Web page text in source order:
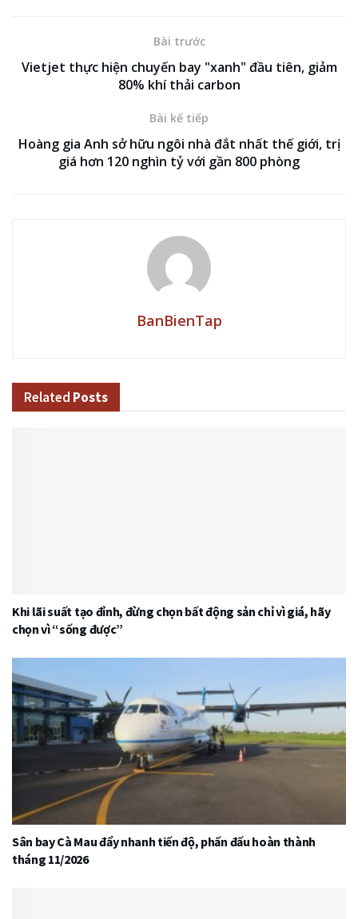
Bài trước
Vietjet thực hiện chuyến bay "xanh" đầu tiên, giảm
80% khí thải carbon
Bài kế tiếp
Hoàng gia Anh sở hữu ngôi nhà đắt nhất thế giới, trị
giá hơn 120 nghìn tỷ với gần 800 phòng
BanBienTap
Related Posts
Khi lãi suất tạo đỉnh, đừng chọn bất động sản chỉ vì giá, hãy
chọn vì “sống được”
Sân bay Cà Mau đẩy nhanh tiến độ, phấn đấu hoàn thành
tháng 11/2026